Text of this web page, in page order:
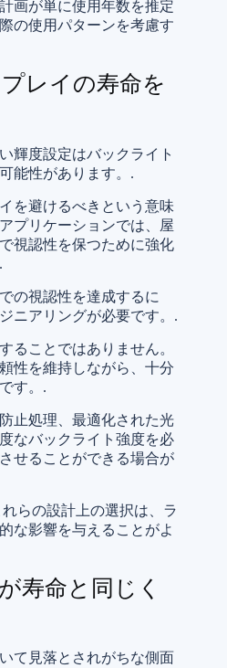
画が単に使用年数を推定
の使用パターンを考慮す
レイの寿命を
輝度設定はバックライト
能性があります。.
を避けるべきという意味
プリケーションでは、屋
視認性を保つために強化
の視認性を達成するに
ニアリングが必要です。.
ることではありません。
性を維持しながら、十分
す。.
止処理、最適化された光
なバックライト強度を必
せることができる場合が
らの設計上の選択は、ラ
な影響を与えることがよ
寿命と同じく
て見落とされがちな側面